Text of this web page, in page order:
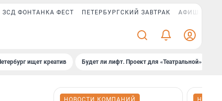
ЗСД ФОНТАНКА ФЕСТ ПЕТЕРБУРГСКИЙ ЗАВТРАК АФИША PLUS
ищет креатив Будет ли лифт. Проект для «Театральной»
НОВОСТИ КОМПАНИЙ